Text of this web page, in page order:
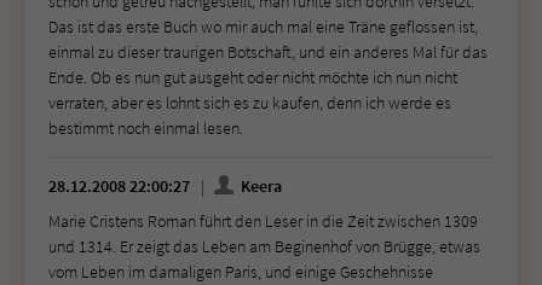
Das ist das erste Buch wo mir auch mal eine Träne geflossen ist,
einmal zu dieser traurigen Botschaft, und ein anderes Mal für das
Ende. Ob es nun gut ausgeht oder nicht möchte ich nun nicht
verraten, aber es lohnt sich es zu kaufen, denn ich werde es
bestimmt noch einmal lesen.
28.12.2008 22:00:27
Keera
Marie Cristens Roman führt den Leser in die Zeit zwischen 1309
und 1314. Er zeigt das Leben am Beginenhof von Brügge, etwas
vom Leben im damaligen Paris, und einige Geschehnisse